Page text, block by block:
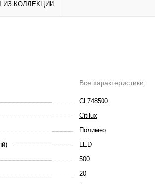
ИЗ КОЛЛЕКЦИИ
Все характеристики
CL748500
Citilux
Полимер
LED
500
20